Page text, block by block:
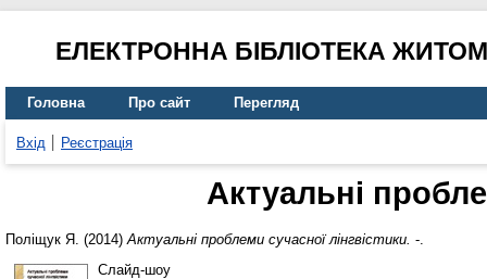
ЕЛЕКТРОННА БІБЛІОТЕКА
Головна Про сайт Перегляд
Вхід Реєстрація
Актуальні
Поліщук Я. (2014)Актуальні проблеми сучасної лінгвістики. -.
Слайд-шоу